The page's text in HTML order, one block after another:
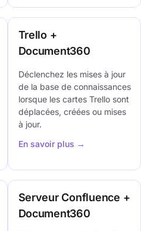
Trello +
Document360
Déclenchez les mises à jour
de la base de connaissances
lorsque les cartes Trello sont
déplacées, créées ou mises
à jour.
En savoir plus →
Serveur Confluence +
Document360